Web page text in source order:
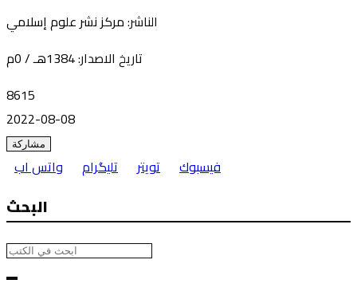
الناشر:مركز نشر علوم إسلامي
تاريخ الاصدار:1384هـ/ 0 م
8615
2022-08-08
مشاركة
فيسبوك تويتر تليگرام واتس اب
البحث